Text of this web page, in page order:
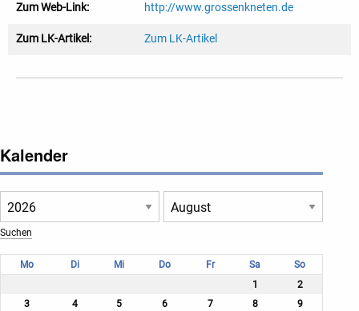
Zum Web-Link: http://www.grossenkneten.de
Zum LK-Artikel: Zum LK-Artikel
Kalender
Mo Di Mi Do Fr Sa
So
1
2
3
4 5 6 7 8
9